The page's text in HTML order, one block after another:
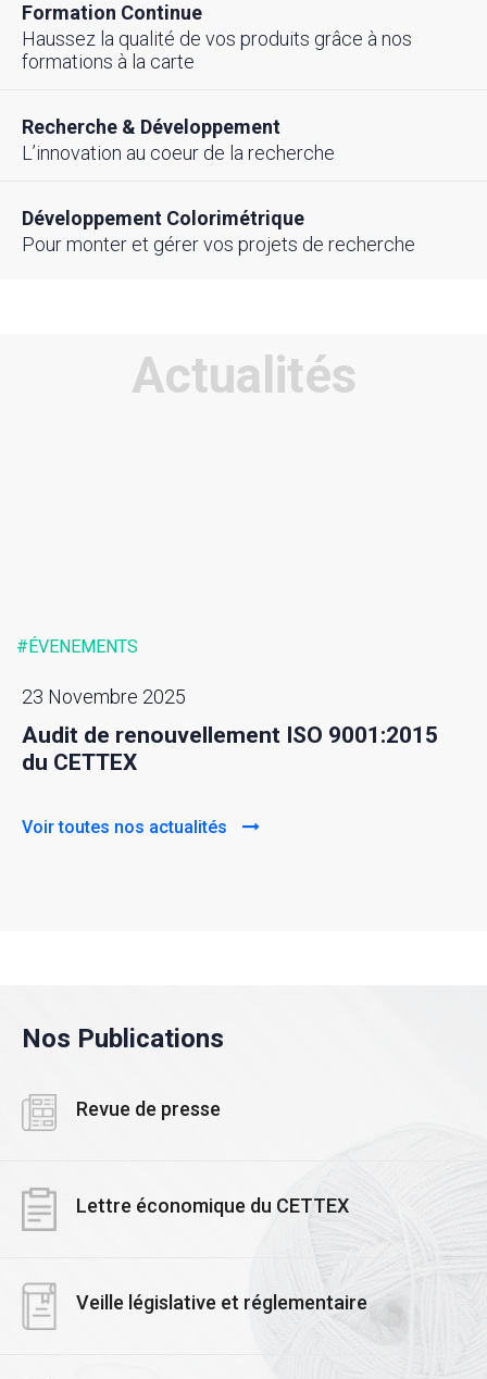
Formation Continue
Haussez la qualité de vos produits grâce à nos
formations à la carte
Recherche & Développement
L’innovation au coeur de la recherche
Développement Colorimétrique
Pour monter et gérer vos projets de recherche
Actualités
#ÉVENEMENTS
23 Novembre 2025
Audit de renouvellement ISO 9001:2015
du CETTEX
Voir toutes nos actualités
Nos Publications
Revue de presse
Lettre économique du CETTEX
Veille législative et réglementaire